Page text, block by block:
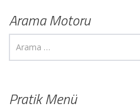
Arama Motoru
Pratik Menü